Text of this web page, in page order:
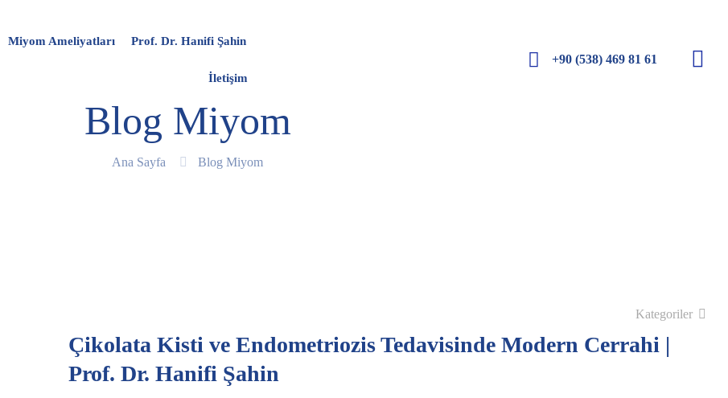
Miyom Ameliyatları Prof. Dr. Hanifi Şahin
İletişim
+90 (538) 469 81 61
Blog Miyom
Ana Sayfa Blog Miyom
Kategoriler
Çikolata Kisti ve Endometriozis Tedavisinde Modern Cerrahi |
Prof. Dr. Hanifi Şahin